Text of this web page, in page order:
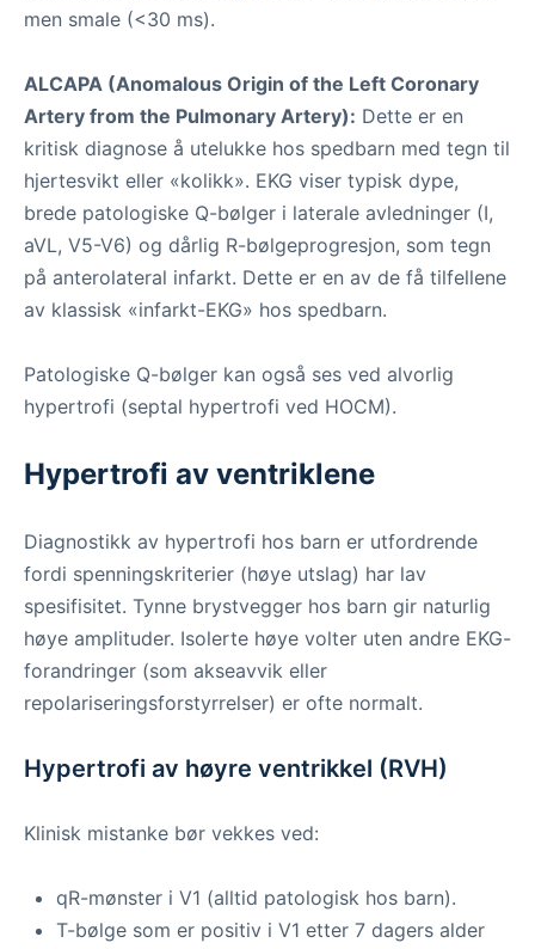
men smale (<30 ms).
ALCAPA (Anomalous Origin of the Left Coronary
Artery from the Pulmonary Artery): Dette er en
kritisk diagnose å utelukke hos spedbarn med tegn til
hjertesvikt eller «kolikk». EKG viser typisk dype,
brede patologiske Q-bølger i laterale avledninger (I,
aVL, V5-V6) og dårlig R-bølgeprogresjon, som tegn
på anterolateral infarkt. Dette er en av de få tilfellene
av klassisk «infarkt-EKG» hos spedbarn.
Patologiske Q-bølger kan også ses ved alvorlig
hypertrofi (septal hypertrofi ved HOCM).
Hypertrofi av ventriklene
Diagnostikk av hypertrofi hos barn er utfordrende
fordi spenningskriterier (høye utslag) har lav
spesifisitet. Tynne brystvegger hos barn gir naturlig
høye amplituder. Isolerte høye volter uten andre EKG-
forandringer (som akseavvik eller
repolariseringsforstyrrelser) er ofte normalt.
Hypertrofi av høyre ventrikkel (RVH)
Klinisk mistanke bør vekkes ved:
qR-mønster i V1 (alltid patologisk hos barn).
T-bølge som er positiv i V1 etter 7 dagers alder